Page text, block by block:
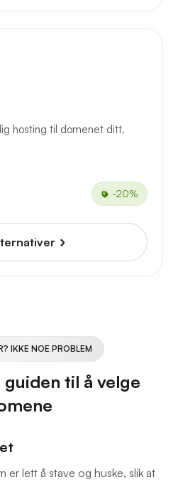
hosting til domenet ditt.
-20%
IKKE NOE PROBLEM
til å velge
er lett å stave og huske, slik at